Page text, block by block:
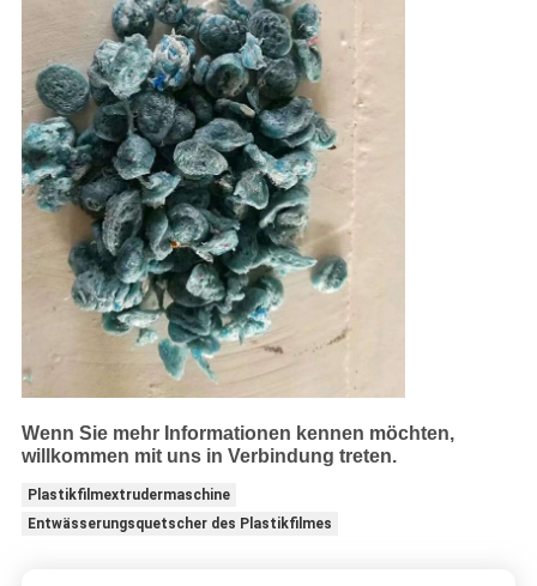
Wenn Sie mehr Informationen kennen möchten,
willkommen mit uns in Verbindung treten.
Plastikfilmextrudermaschine
Entwässerungsquetscher des Plastikfilmes